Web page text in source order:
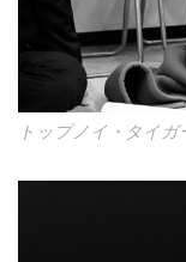
トップノイ・タイガ